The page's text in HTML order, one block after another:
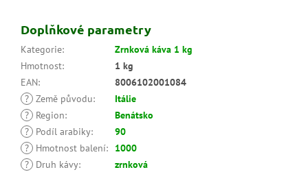
Doplňkové parametry
Kategorie:
Zrnková káva 1 kg
Hmotnost:
1 kg
EAN:
8006102001084
? Země původu:
Itálie
?
Region:
Benátsko
?
Podíl arabiky:
90
?
Hmotnost balení:
1000
?
Druh kávy: zrnková